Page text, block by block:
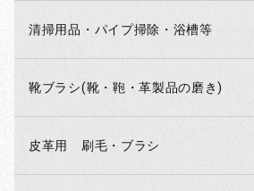
清掃用品・パイプ掃除・浴槽等
靴ブラシ(靴・鞄・革製品の磨き)
皮革用 刷毛・ブラシ